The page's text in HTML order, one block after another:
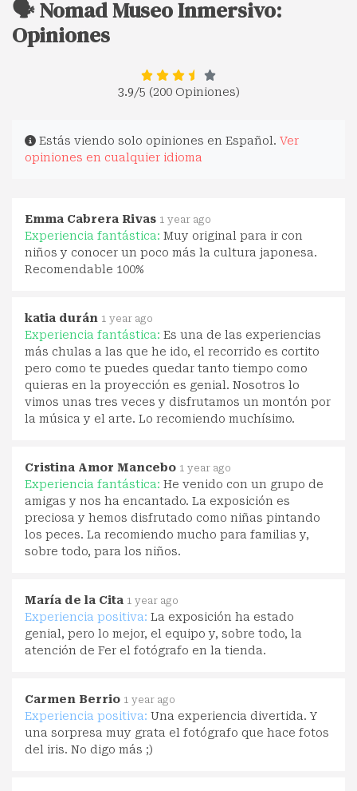
🗣️ Nomad Museo Inmersivo:
Opiniones
3.9/5 (200 Opiniones)
Estás viendo solo opiniones en Español. Ver
opiniones en cualquier idioma
Emma Cabrera Rivas 1 year ago
Experiencia fantástica: Muy original para ir con
niños y conocer un poco más la cultura japonesa.
Recomendable 100%
katia durán 1 year ago
Experiencia fantástica: Es una de las experiencias
más chulas a las que he ido, el recorrido es cortito
pero como te puedes quedar tanto tiempo como
quieras en la proyección es genial. Nosotros lo
vimos unas tres veces y disfrutamos un montón por
la música y el arte. Lo recomiendo muchísimo.
Cristina Amor Mancebo 1 year ago
Experiencia fantástica: He venido con un grupo de
amigas y nos ha encantado. La exposición es
preciosa y hemos disfrutado como niñas pintando
los peces. La recomiendo mucho para familias y,
sobre todo, para los niños.
María de la Cita 1 year ago
Experiencia positiva: La exposición ha estado
genial, pero lo mejor, el equipo y, sobre todo, la
atención de Fer el fotógrafo en la tienda.
Carmen Berrio 1 year ago
Experiencia positiva: Una experiencia divertida. Y
una sorpresa muy grata el fotógrafo que hace fotos
del iris. No digo más ;)